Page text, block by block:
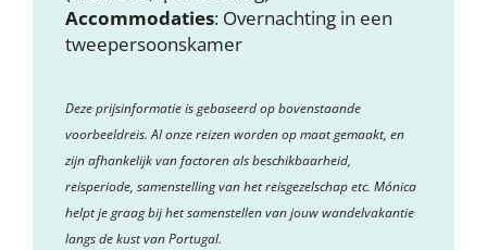
Accommodaties: Overnachting in een
tweepersoonskamer
Deze prijsinformatie is gebaseerd op bovenstaande
voorbeeldreis. Al onze reizen worden op maat gemaakt, en
zijn afhankelijk van factoren als beschikbaarheid,
reisperiode, samenstelling van het reisgezelschap etc. Mónica
helpt je graag bij het samenstellen van jouw wandelvakantie
langs de kust van Portugal.